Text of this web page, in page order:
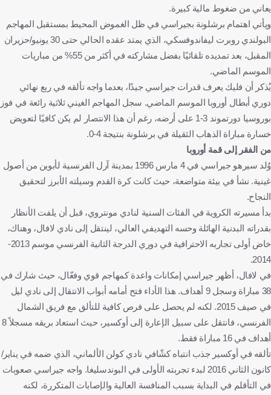
يعاني من ضغوط مالية كبيرة.
ويأتي اهتمام برشلونة بجيراسي في ظل الغموض المحيط بمستقبل المهاجم
البولندي روبرت ليفاندوفسكي، الذي يمتد عقده الحالي حتى 30 يونيو/حزيران
المقبل، بعد تمديده تلقائيًا بفضل مشاركته في أكثر من 55% من مباريات
الموسم الماضي.
يُذكر أن فليك يعرف قدرات جيراسي جيدًا، بعدما واجه تألقه في ربع نهائي
دوري أبطال أوروبا الموسم الماضي. سجل المهاجم الغيني ثلاثية رائعة في فوز
بوروسيا دورتموند 3-1 على أرضه، رغم أن هذا الانتصار لم يكن كافيًا لتعويض
خسارة مباراة الذهاب الثقيلة في برشلونة بنتيجة 4-0.
من الفقر إلى قمة أوروبا
وُلد سيرهو جيراسي في 4 مارس 1996 بمدينة آرل الفرنسية لأبوين من أصول
غينية. نشأ في بيئة متواضعة، حيث كانت كرة القدم وسيلته الأبرز لتحقيق
النجاح.
بدأ مسيرته الكروية في الفئات السنية لنادي مونتروي، قبل أن يلفت الأنظار
بقدراته البدنية الهائلة وحسه التهديفي العالي، لينتقل إلى نادي لافال، وهناك،
خاض أولى تجاربه الاحترافية في دوري الدرجة الثانية الفرنسي موسم 2013-
2014.
في لافال، أظهر جيراسي إمكانات واعدة كمهاجم قوي وفعّال، حيث شارك في
38 مباراة وسجل 9 أهداف. هذا الأداء فتح أمامه أبواب الانتقال إلى نادي ليل
في صيف 2015. لكنه لم يحصل على فرص كافية للتألق مع فريق الشمال
الفرنسي، فانتقل على سبيل الإعارة إلى أوكسير، حيث استعاد بريقه مسجلاً 8
أهداف في 16 مباراة فقط.
تألقه في أوكسير جذب انتباه كشّافي نادي كولن الألماني، الذي ضمه في يناير/
كانون الثاني 2016 لبدء تجربته الأولى في البوندسليغا. واجه جيراسي صعوبات
في التأقلم في البداية بسبب المنافسة العالية والإصابات المتكررة، لكنه